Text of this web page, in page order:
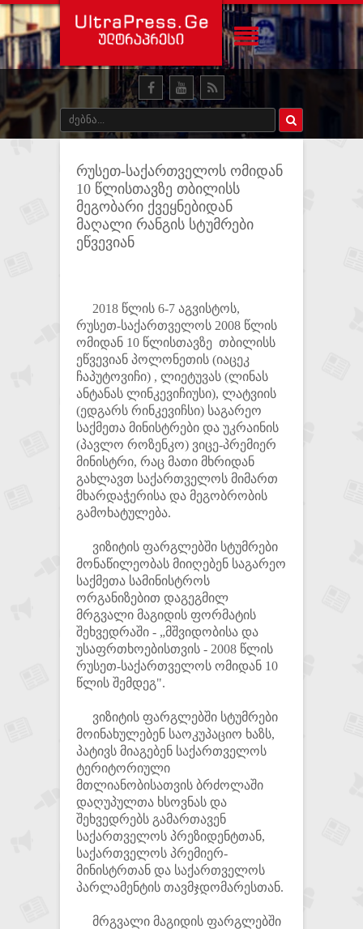
რუსეთ-საქართველოს ომიდან
10 წლისთავზე თბილისს
მეგობარი ქვეყნებიდან
მაღალი რანგის სტუმრები
ეწვევიან
2018 წლის 6-7 აგვისტოს,
რუსეთ-საქართველოს 2008 წლის
ომიდან 10 წლისთავზე თბილისს
ეწვევიან პოლონეთის (იაცეკ
ჩაპუტოვიჩი) , ლიეტუვას (ლინას
ანტანას ლინკევიჩიუსი), ლატვიის
(ედგარს რინკევიჩსი) საგარეო
საქმეთა მინისტრები და უკრაინის
(პავლო როზენკო) ვიცე-პრემიერ
მინისტრი, რაც მათი მხრიდან
გახლავთ საქართველოს მიმართ
მხარდაჭერისა და მეგობრობის
გამოხატულება.
ვიზიტის ფარგლებში სტუმრები
მონაწილეობას მიიღებენ საგარეო
საქმეთა სამინისტროს
ორგანიზებით დაგეგმილ
მრგვალი მაგიდის ფორმატის
შეხვედრაში - „მშვიდობისა და
უსაფრთხოებისთვის - 2008 წლის
რუსეთ-საქართველოს ომიდან 10
წლის შემდეგ".
ვიზიტის ფარგლებში სტუმრები
მოინახულებენ საოკუპაციო ხაზს,
პატივს მიაგებენ საქართველოს
ტერიტორიული
მთლიანობისათვის ბრძოლაში
დაღუპულთა ხსოვნას და
შეხვედრებს გამართავენ
საქართველოს პრეზიდენტთან,
საქართველოს პრემიერ-
მინისტრთან და საქართველოს
პარლამენტის თავმჯდომარესთან.
მრგვალი მაგიდის ფარგლებში